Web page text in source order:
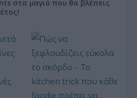
στα μαγιό που θα βλέπεις